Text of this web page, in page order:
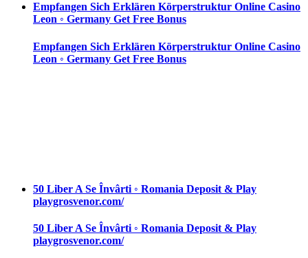
Empfangen Sich Erklären Körperstruktur Online Casino
Leon ◦ Germany Get Free Bonus
Empfangen Sich Erklären Körperstruktur Online Casino
Leon ◦ Germany Get Free Bonus
50 Liber A Se Învârti ◦ Romania Deposit & Play
playgrosvenor.com/
50 Liber A Se Învârti ◦ Romania Deposit & Play
playgrosvenor.com/